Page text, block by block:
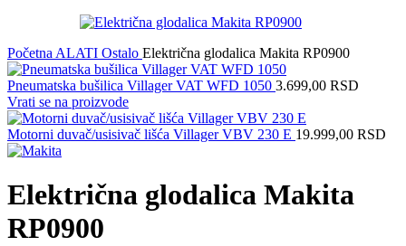
Početna ALATI Ostalo Električna glodalica Makita RP0900
Pneumatska bušilica Villager VAT WFD 1050 3.699,00 RSD
Vrati se na proizvode
Motorni duvač/usisivač lišća Villager VBV 230 E 19.999,00 RSD
Električna glodalica Makita
RP0900